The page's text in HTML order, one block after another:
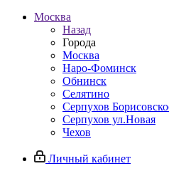
Москва
Назад
Города
Москва
Наро-Фоминск
Обнинск
Селятино
Серпухов
Серпухов ул.Новая
Чехов
Личный кабинет